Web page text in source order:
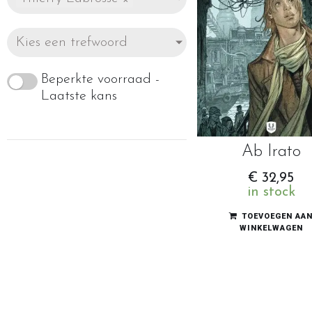
Kies een trefwoord
Beperkte voorraad -
Laatste kans
Ab Irato
€ 32,95
in stock
TOEVOEGEN
WINKELWAGEN